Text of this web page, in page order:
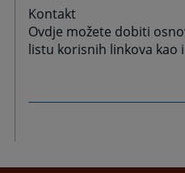
Kontakt
Ovdje možete dobiti
listu korisnih linkova kao